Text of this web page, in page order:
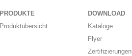
PRODUKTE
Produktübersicht
DOWNLOAD
Kataloge
Flyer
Zertifizierungen